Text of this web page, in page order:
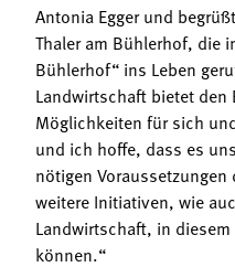
Antonia Egger und
Thaler am Bühlerhof, die
Bühlerhof“ ins Leben
Landwirtschaft bietet den
Möglichkeiten für sich
und ich hoffe, dass es
nötigen
weitere Initiativen, wie
Landwirtschaft, in
können.“